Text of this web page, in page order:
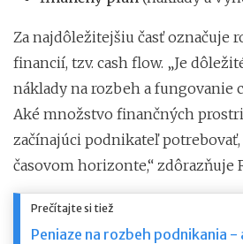
Za najdôležitejšiu časť označuje
financií, tzv. cash flow. „Je
náklady na rozbeh a fungovanie
Aké množstvo finančných
začínajúci podnikateľ
časovom horizonte,“ zdôrazňuje
Prečítajte si tiež
Peniaze na rozbeh podnikania -